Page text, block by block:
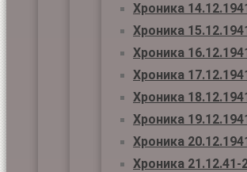
Хроника
Хроника
Хроника
Хроника
Хроника
Хроника
Хроника
Хроника 21.12.41-